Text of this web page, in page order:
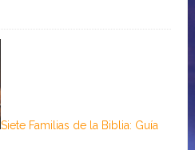
Siete Familias de la Biblia: Guía